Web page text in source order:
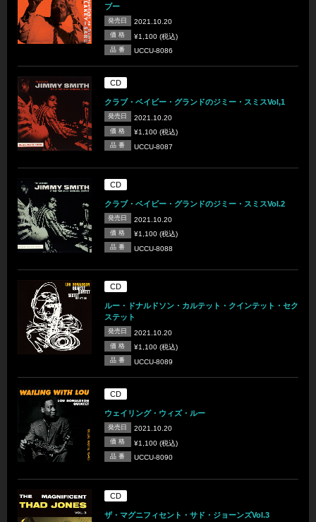
ブー
発売日 2021.10.20
価 格 ¥1,100 (税込)
品 番 UCCU-8086
CD
クラブ・ベイビー・グランドのジミー・スミスVol,1
発売日 2021.10.20
価 格 ¥1,100 (税込)
品 番 UCCU-8087
CD
クラブ・ベイビー・グランドのジミー・スミスVol.2
発売日 2021.10.20
価 格 ¥1,100 (税込)
品 番 UCCU-8088
CD
ルー・ドナルドソン・カルテット・クインテット・セク
ステット
発売日 2021.10.20
価 格 ¥1,100 (税込)
品 番 UCCU-8089
CD
ウェイリング・ウィズ・ルー
発売日 2021.10.20
価 格 ¥1,100 (税込)
品 番 UCCU-8090
CD
ザ・マグニフィセント・サド・ジョーンズVol.3